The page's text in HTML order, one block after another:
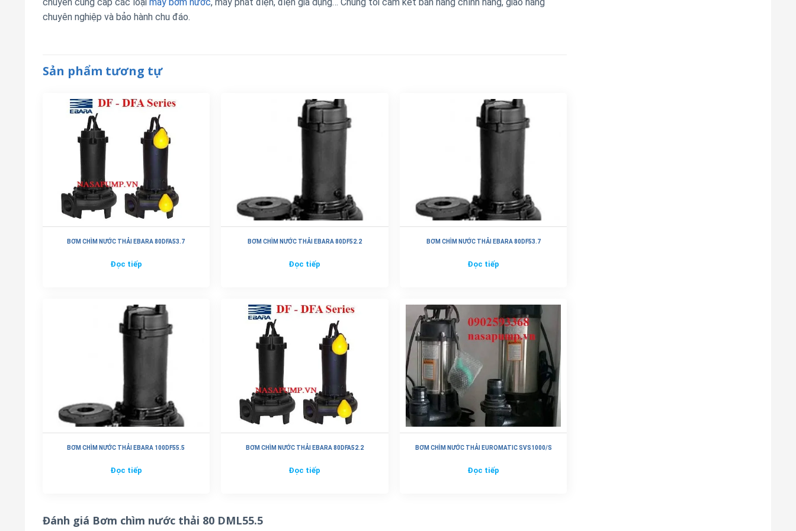
chuyên nghiệp và bảo hành chu đáo.
Sản phẩm tương tự
BƠM CHÌM NƯỚC THẢI EBARA 80DFA53.7
Đọc tiếp
BƠM CHÌM NƯỚC THẢI EBARA 80DF52.2
Đọc tiếp
BƠM CHÌM NƯỚC THẢI EBARA 80DF53.7
Đọc tiếp
BƠM CHÌM NƯỚC THẢI EBARA 100DF55.5
Đọc tiếp
BƠM CHÌM NƯỚC THẢI EBARA 80DFA52.2
Đọc tiếp
BƠM CHÌM NƯỚC THẢI EUROMATIC SVS1000/S
Đọc tiếp
Đánh giá Bơm chìm nước thải 80 DML55.5